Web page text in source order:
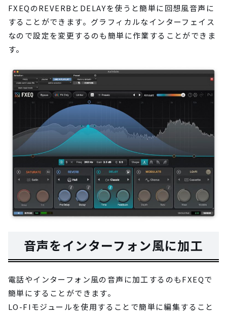
FXEQのREVERBとDELAYを使うと簡単に回想風音声に
することができます。グラフィカルなインターフェイス
なので設定を変更するのも簡単に作業することができま
す。
音声をインターフォン風に加工
電話やインターフォン風の音声に加工するのもFXEQで
簡単にすることができます。
LO-FIモジュールを使用することで簡単に編集すること